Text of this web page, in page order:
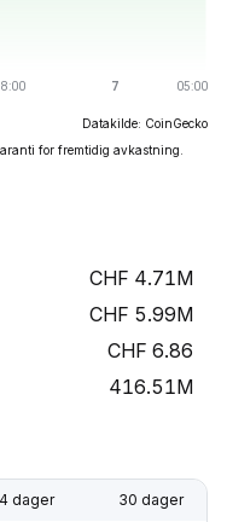
Datakilde: CoinGecko
for fremtidig avkastning.
4.71M
5.99M
6.86
416.51M
dager 30 dager